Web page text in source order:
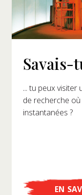
Savais-
... tu peux visiter
de recherche
instantanées ?
EN